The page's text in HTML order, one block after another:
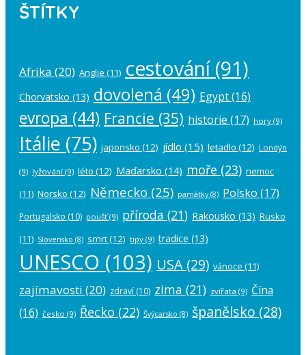
ŠTÍTKY
Afrika (20) Anglie (11) cestování(91)
Chorvatsko (13) dovolená (49) Egypt(16)
evropa (44) Francie (35) historie (17) hory (9)
Itálie (75) japonsko (12) jídlo (15) letadlo (12) Londýn
(9) lyžování (9) léto (12) Maďarsko (14) moře (23) nemoc
(11) Norsko (12) Německo (25) památky(8) Polsko (17)
Portugalsko (10) poušť(9) příroda (21) Rakousko (13) Rusko
(11) Slovensko (8) smrt(12) tipy (9) tradice (13)
UNESCO (103) USA (29) vánoce (11)
zajímavosti (20) zdraví (10) zima (21) zvířata (9) Čína
(16) česko (9) Řecko (22) Švýcarsko (8) španělsko (28)